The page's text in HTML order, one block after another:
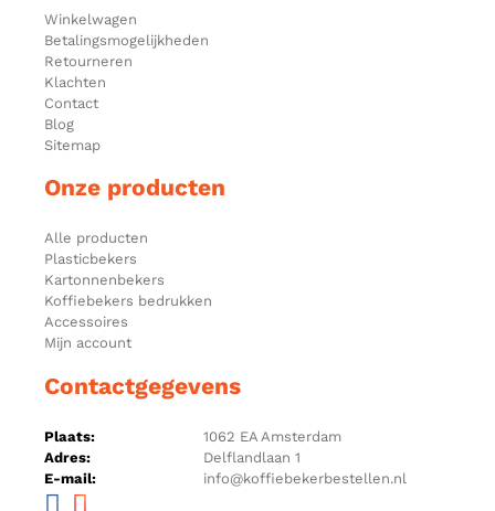
Winkelwagen
Betalingsmogelijkheden
Retourneren
Klachten
Contact
Blog
Sitemap
Onze producten
Alle producten
Plasticbekers
Kartonnenbekers
Koffiebekers bedrukken
Accessoires
Mijn account
Contactgegevens
Plaats:
1062 EA Amsterdam
Adres:
Delflandlaan 1
E-mail:
info@koffiebekerbestellen.nl